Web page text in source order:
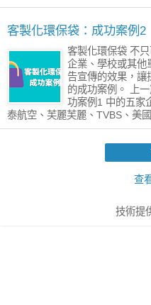
客製化環保袋：成功案例2
客製化環保袋 不
企業、學校或其他
告宣傳的效果，讓
的成功案例。 上
功案例1 中的五家
泰航空、芙麗芙麗、TVBS、美
查
技術提